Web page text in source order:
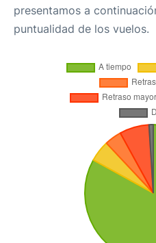
presentamos a
puntualidad de los vuelos.